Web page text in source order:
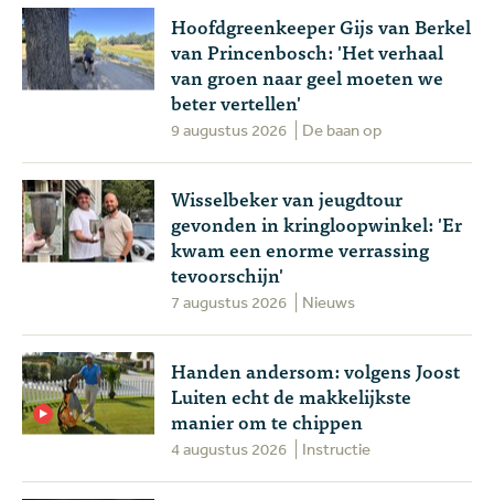
Hoofdgreenkeeper Gijs van Berkel
van Princenbosch: 'Het verhaal
van groen naar geel moeten we
beter vertellen'
9 augustus 2026 De baan op
Wisselbeker van jeugdtour
gevonden in kringloopwinkel: 'Er
kwam een enorme verrassing
tevoorschijn'
7 augustus 2026 Nieuws
Handen andersom: volgens Joost
Luiten echt de makkelijkste
manier om te chippen
4 augustus 2026 Instructie